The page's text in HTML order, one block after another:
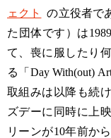
ェクト
の立役者で
た団体です）は
て、喪に服したり
る「Day With(out)
取組みは以降も続
ズデーに同時に上
リーンが10年前か